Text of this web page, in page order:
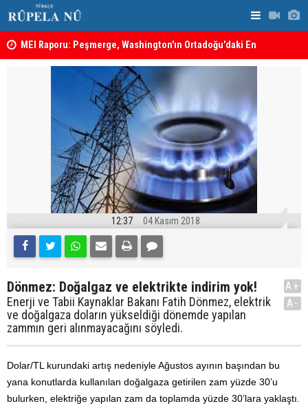
MEI Raporu: Peşmerge, Washington'ın Ortadoğu'daki En
Önemli Güvenlik Ortaklarından Biri
12:37 04 Kasım 2018
Dönmez: Doğalgaz ve elektrikte indirim yok!
Enerji ve Tabii Kaynaklar Bakanı Fatih Dönmez, elektrik
ve doğalgaza doların yükseldiği dönemde yapılan
zammın geri alınmayacağını söyledi.
A+
A-
Dolar/TL kurundaki artış nedeniyle Ağustos ayının başından bu
yana konutlarda kullanılan doğalgaza getirilen zam yüzde 30’u
bulurken, elektriğe yapılan zam da toplamda yüzde 30’lara yaklaştı.